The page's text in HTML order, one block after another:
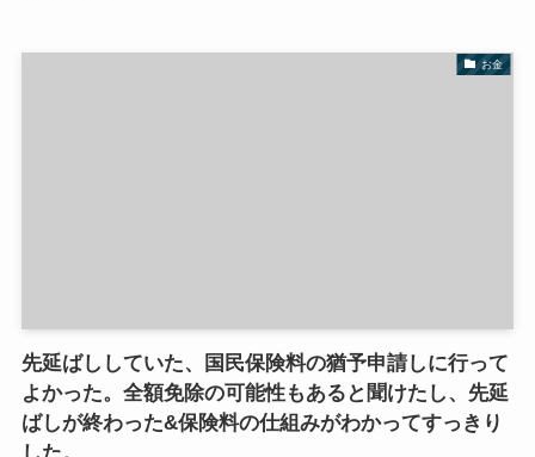
お金
先延ばししていた、国民保険料の猶予申請しに行って
よかった。全額免除の可能性もあると聞けたし、先延
ばしが終わった&保険料の仕組みがわかってすっきり